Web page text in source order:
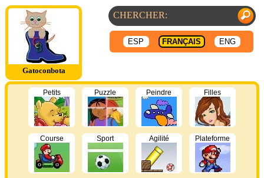
Gatoconbota
ESP FRANÇAIS ENG
Petits Puzzle Peindre Filles
Course Sport Agilité Plateforme